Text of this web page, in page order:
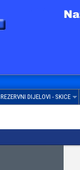
REZERVNI DIJELOVI - SKICE